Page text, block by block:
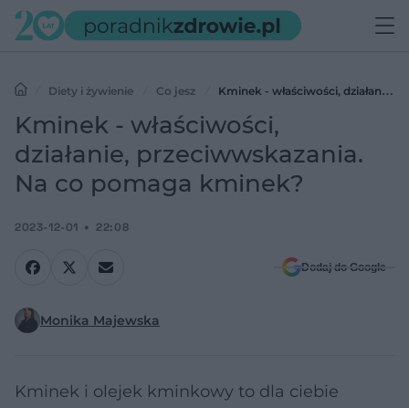
Diety i żywienie Co jesz
Kminek - właściwości, działanie,
przeciwwskazania. Na co pomaga kminek?
Kminek - właściwości,
działanie, przeciwwskazania.
Na co pomaga kminek?
2023-12-01 22:08
Dodaj do Google
Monika Majewska
Kminek i olejek kminkowy to dla ciebie